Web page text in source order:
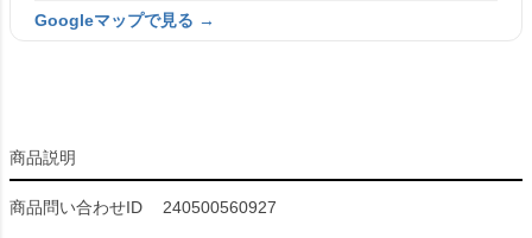
Googleマップで見る →
商品説明
商品問い合わせID 240500560927